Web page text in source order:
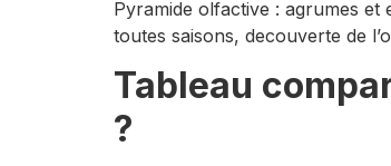
Pyramide olfactive : agrumes
toutes saisons, decouverte de
Tableau
?